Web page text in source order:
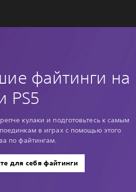
файтинги на
PS5
кулаки и подготовьтесь к самым
в играх с помощью этого
по файтингам.
для себя файтинги